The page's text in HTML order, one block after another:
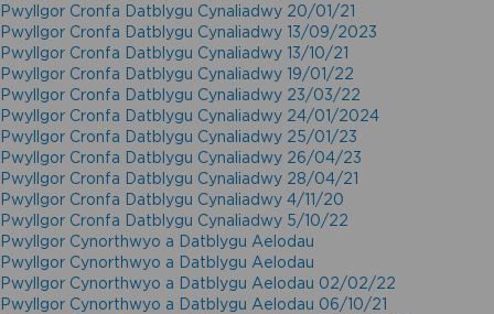
Pwyllgor Cronfa Datblygu Cynaliadwy 20/01/21
Pwyllgor Cronfa Datblygu Cynaliadwy 13/09/2023
Pwyllgor Cronfa Datblygu Cynaliadwy 13/10/21
Pwyllgor Cronfa Datblygu Cynaliadwy 19/01/22
Pwyllgor Cronfa Datblygu Cynaliadwy 23/03/22
Pwyllgor Cronfa Datblygu Cynaliadwy 24/01/2024
Pwyllgor Cronfa Datblygu Cynaliadwy 25/01/23
Pwyllgor Cronfa Datblygu Cynaliadwy 26/04/23
Pwyllgor Cronfa Datblygu Cynaliadwy 28/04/21
Pwyllgor Cronfa Datblygu Cynaliadwy 4/11/20
Pwyllgor Cronfa Datblygu Cynaliadwy 5/10/22
Pwyllgor Cynorthwyo a Datblygu Aelodau
Pwyllgor Cynorthwyo a Datblygu Aelodau
Pwyllgor Cynorthwyo a Datblygu Aelodau 02/02/22
Pwyllgor Cynorthwyo a Datblygu Aelodau 06/10/21